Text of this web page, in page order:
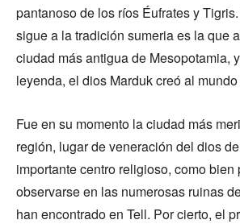
pantanoso de los ríos Éufrates y
sigue a la tradición sumeria es la que
ciudad más antigua de Mesopotamia,
leyenda, el dios Marduk creó al
Fue en su momento la ciudad más
región, lugar de veneración del dios
importante centro religioso, como bien
observarse en las numerosas ruinas
han encontrado en Tell. Por cierto, el